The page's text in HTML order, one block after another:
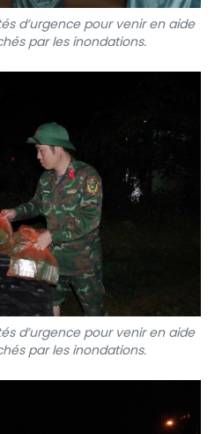
d’urgence pour venir en aide
par les inondations.
d’urgence pour venir en aide
par les inondations.